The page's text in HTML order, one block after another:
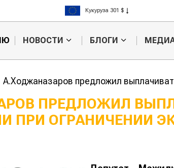
Рис 408 $
Пшеница 423 $
НОВОСТИ БЛОГИ
А.Ходжаназаров предложил
ПРЕДЛОЖИЛ
ПРИ ОГРАНИЧЕНИИ
может
на
Казахстанское